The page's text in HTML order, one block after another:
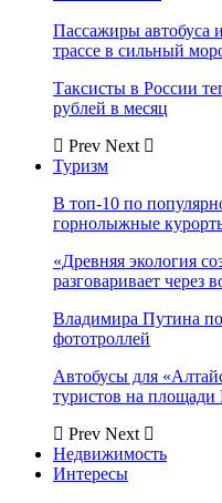
Пассажиры автобуса
трассе в сильный
Таксисты в России
рублей в месяц
Prev Next
Туризм
В топ-10 по
горнолыжные
«Древняя экология
разговаривает через
Владимира Путина
фототроллей
Автобусы для
туристов на площади
Prev Next
Недвижимость
Интересы